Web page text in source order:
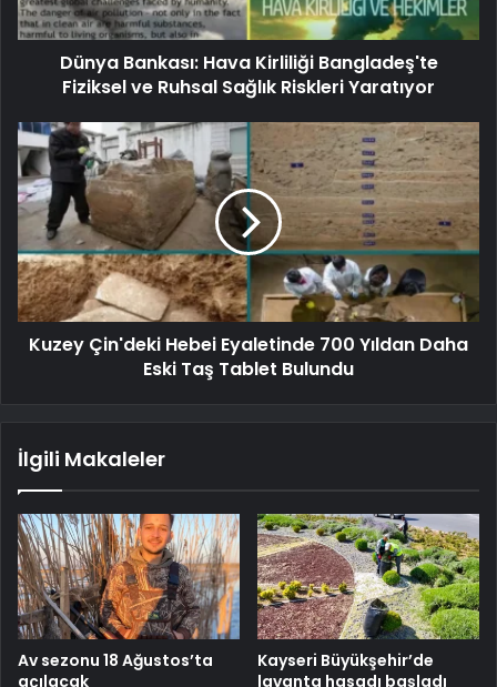
Dünya Bankası: Hava Kirliliği Bangladeş'te
Fiziksel ve Ruhsal Sağlık Riskleri Yaratıyor
Kuzey Çin'deki Hebei Eyaletinde 700 Yıldan Daha
Eski Taş Tablet Bulundu
İlgili Makaleler
Av sezonu 18 Ağustos’ta
açılacak
Kayseri Büyükşehir’de
lavanta hasadı başladı